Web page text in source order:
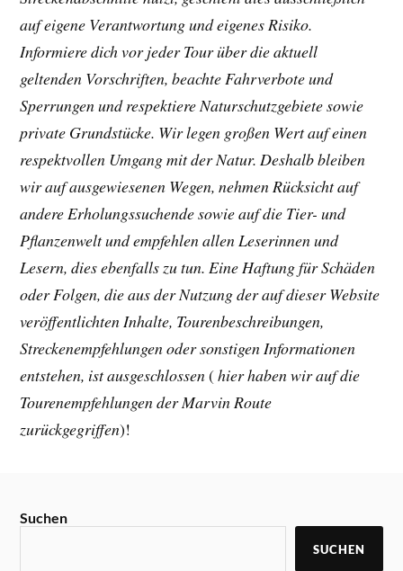
auf eigene Verantwortung und eigenes Risiko.
Informiere dich vor jeder Tour über die aktuell
geltenden Vorschriften, beachte Fahrverbote und
Sperrungen und respektiere Naturschutzgebiete sowie
private Grundstücke. Wir legen großen Wert auf einen
respektvollen Umgang mit der Natur. Deshalb bleiben
wir auf ausgewiesenen Wegen, nehmen Rücksicht auf
andere Erholungssuchende sowie auf die Tier- und
Pflanzenwelt und empfehlen allen Leserinnen und
Lesern, dies ebenfalls zu tun. Eine Haftung für Schäden
oder Folgen, die aus der Nutzung der auf dieser Website
veröffentlichten Inhalte, Tourenbeschreibungen,
Streckenempfehlungen oder sonstigen Informationen
entstehen, ist ausgeschlossen(hier haben wir auf die
Tourenempfehlungen der Marvin Route
zurückgegriffen)!
Suchen
SUCHEN